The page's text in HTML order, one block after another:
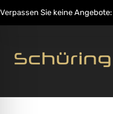
Verpassen Sie keine Angebote:
Startseite Shop